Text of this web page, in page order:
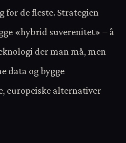
for de fleste. Strategien
«hybrid suverenitet» – å
der man må, men
data og bygge
europeiske alternativer